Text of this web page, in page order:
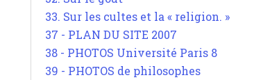
33. Sur les cultes et la « religion. »
37 - PLAN DU SITE 2007
38 - PHOTOS Université Paris 8
39 - PHOTOS de philosophes